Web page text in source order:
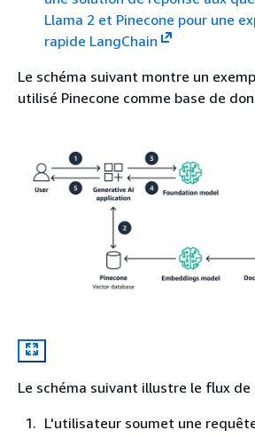
Llama 2 et Pinecone pour une
rapide LangChain
Le schéma suivant montre un
utilisé Pinecone comme base de
Le schéma suivant illustre le flux
L'utilisateur soumet une